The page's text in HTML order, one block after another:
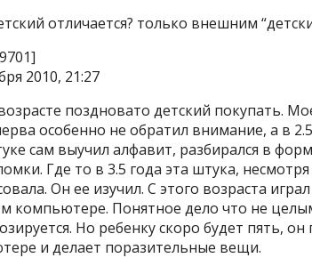
отличается? только внешним
2010, 21:27
поздновато детский покупать.
особенно не обратил внимание, а в
сам выучил алфавит, разбирался в
Где то в 3.5 года эта штука,
Он ее изучил. С этого возраста
компьютере. Понятное дело что не
Но ребенку скоро будет пять,
и делает поразительные вещи.